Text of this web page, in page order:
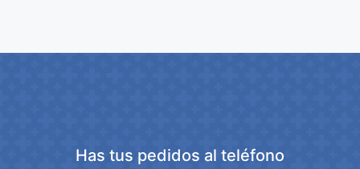
Has tus pedidos al teléfono